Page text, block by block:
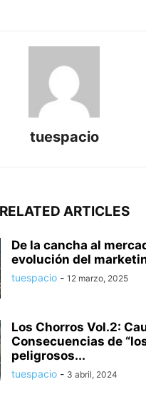
tuespacio
RELATED ARTICLES
De la cancha al
evolución del
tuespacio - 12 marzo, 2025
Los Chorros Vol.2:
Consecuencias de
peligrosos...
tuespacio - 3 abril, 2024